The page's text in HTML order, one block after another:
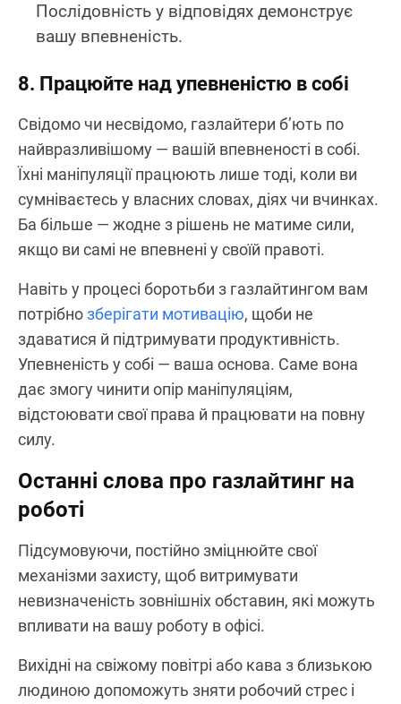
Послідовність у відповідях демонструє
вашу впевненість.
8. Працюйте над упевненістю в собі
Свідомо чи несвідомо, газлайтери б’ють по
найвразливішому — вашій впевненості в собі.
Їхні маніпуляції працюють лише тоді, коли ви
сумніваєтесь у власних словах, діях чи вчинках.
Ба більше — жодне з рішень не матиме сили,
якщо ви самі не впевнені у своїй правоті.
Навіть у процесі боротьби з газлайтингом вам
потрібнозберігати мотивацію, щоби не
здаватися й підтримувати продуктивність.
Упевненість у собі — ваша основа. Саме вона
дає змогу чинити опір маніпуляціям,
відстоювати свої права й працювати на повну
силу.
Останні слова про газлайтинг на
роботі
Підсумовуючи, постійно зміцнюйте свої
механізми захисту, щоб витримувати
невизначеність зовнішніх обставин, які можуть
впливати на вашу роботу в офісі.
Вихідні на свіжому повітрі або кава з близькою
людиною допоможуть зняти робочий стрес і